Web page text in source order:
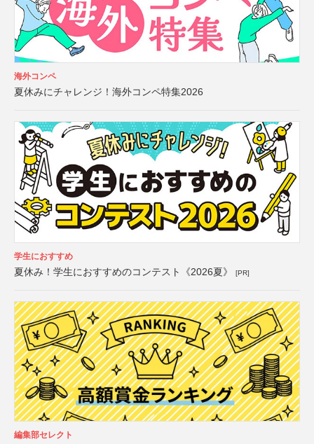
海外コンペ
夏休みにチャレンジ！海外コンペ特集2026
学生におすすめ
夏休み！学生におすすめのコンテスト《2026夏》 [PR]
編集部セレクト